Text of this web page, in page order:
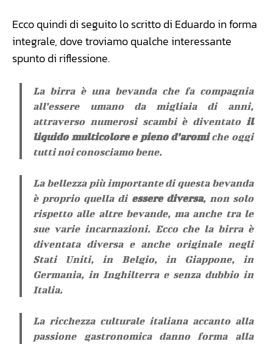
Ecco quindi di seguito lo scritto di Eduardo in forma
integrale, dove troviamo qualche interessante
spunto di riflessione.
La birra è una bevanda che fa compagnia
all’essere umano da migliaia di anni,
attraverso numerosi scambi è diventato il
liquido multicolore e pieno d’aromiche oggi
tutti noi conosciamo bene.
La bellezza più importante di questa bevanda
è proprio quella di essere diversa, non solo
rispetto alle altre bevande, ma anche tra le
sue varie incarnazioni. Ecco che la birra è
diventata diversa e anche originale negli
Stati Uniti, in Belgio, in Giappone, in
Germania, in Inghilterra e senza dubbio in
Italia.
La ricchezza culturale italiana accanto alla
passione gastronomica danno forma alla